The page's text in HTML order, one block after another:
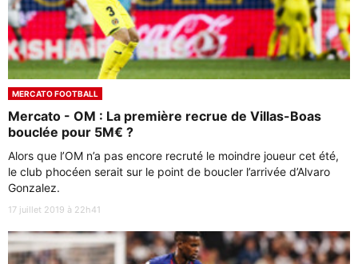
MERCATO FOOTBALL
Mercato - OM : La première recrue de Villas-Boas
bouclée pour 5M€ ?
Alors que l’OM n’a pas encore recruté le moindre joueur cet été,
le club phocéen serait sur le point de boucler l’arrivée d’Alvaro
Gonzalez.
17 juillet 2019 à 22h41